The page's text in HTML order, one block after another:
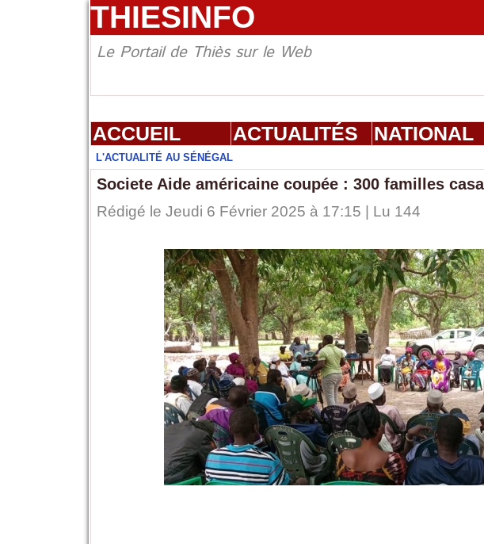
THIESINFO
Le Portail de Thiès sur le Web
ACCUEIL ACTUALITÉS NATIONAL
L'ACTUALITÉ AU SÉNÉGAL
Societe Aide américaine coupée : 300 familles
Rédigé le Jeudi 6 Février 2025 à 17:15 | Lu 144